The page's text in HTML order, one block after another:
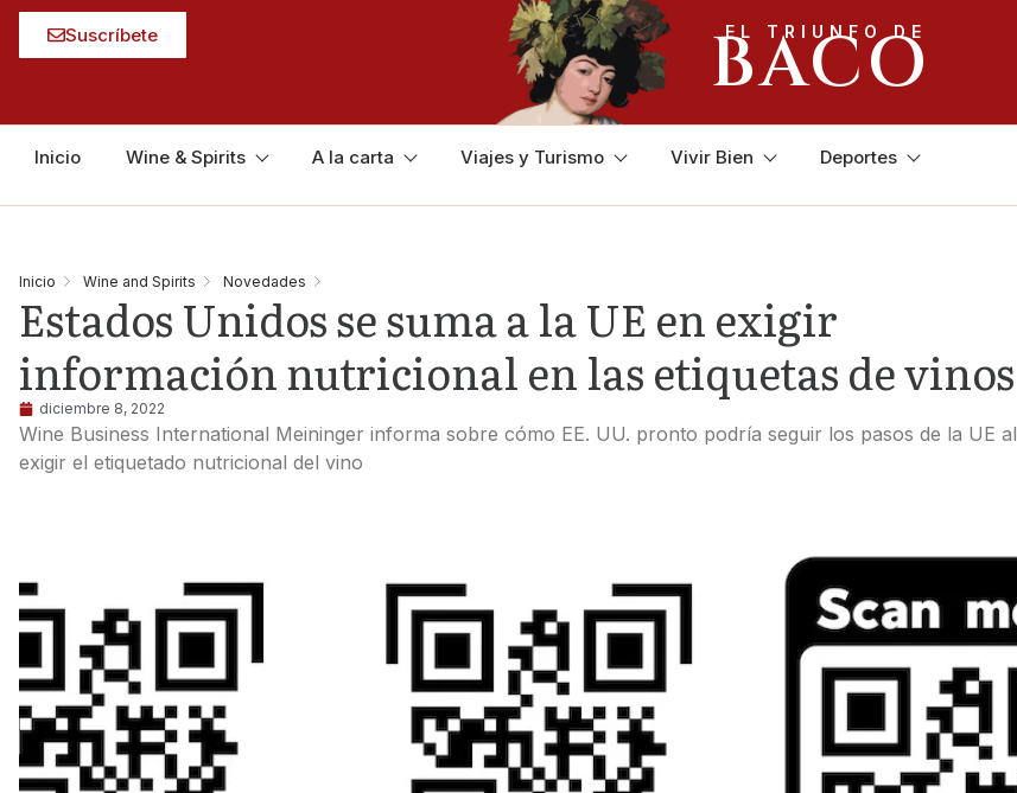
Suscríbete EL TRIUNFO DE
BACO
Inicio Wine & Spirits A la carta Viajes y Turismo Vivir Bien Deportes
Inicio Wine and Spirits Novedades
Estados Unidos se suma a la UE en exigir
información nutricional en las etiquetas de vinos
diciembre 8, 2022
Wine Business International Meininger informa sobre cómo EE. UU. pronto podría seguir los pasos de la UE al
exigir el etiquetado nutricional del vino